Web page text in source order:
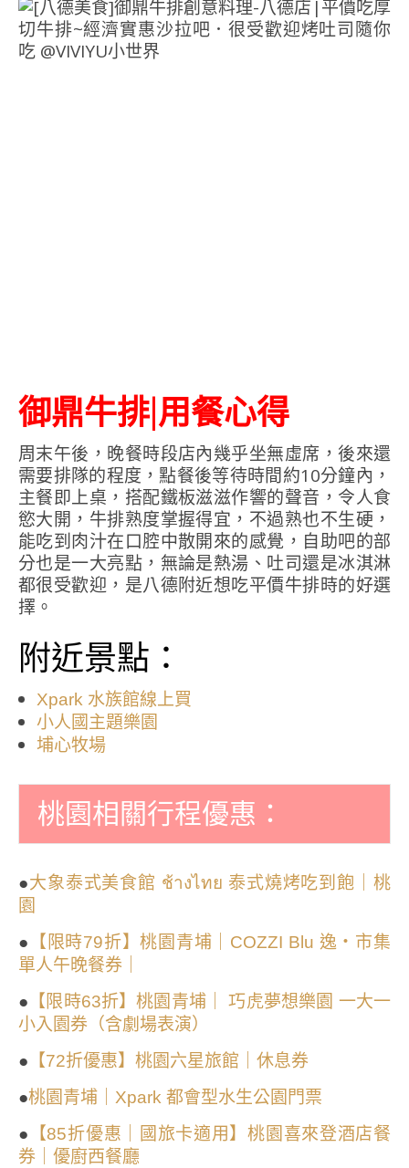
御鼎牛排|用餐心得
周末午後，晚餐時段店內幾乎坐無虛席，後來還
需要排隊的程度，點餐後等待時間約10分鐘內，
主餐即上桌，搭配鐵板滋滋作響的聲音，令人食
慾大開，牛排熟度掌握得宜，不過熟也不生硬，
能吃到肉汁在口腔中散開來的感覺，自助吧的部
分也是一大亮點，無論是熱湯、吐司還是冰淇淋
都很受歡迎，是八德附近想吃平價牛排時的好選
擇。
附近景點：
Xpark 水族館線上買
小人國主題樂園
埔心牧場
桃園相關行程優惠：
●大象泰式美食館 ช้างไทย 泰式燒烤吃到飽｜桃
園
● 【限時79折】桃園青埔｜COZZI Blu 逸・市集
單人午晚餐券｜
● 【限時63折】桃園青埔｜ 巧虎夢想樂園 一大一
小入園券（含劇場表演）
● 【72折優惠】桃園六星旅館｜休息券
●桃園青埔｜Xpark 都會型水生公園門票
● 【85折優惠｜國旅卡適用】桃園喜來登酒店餐
券｜優廚西餐廳